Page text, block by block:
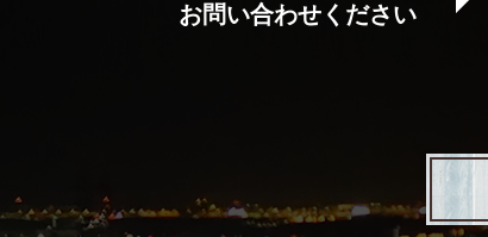
お問い合わせください